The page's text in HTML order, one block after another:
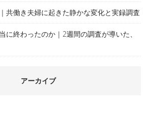
共働き夫婦に起きた静かな変化と実録調査
に終わったのか｜2週間の調査が導いた、
アーカイブ